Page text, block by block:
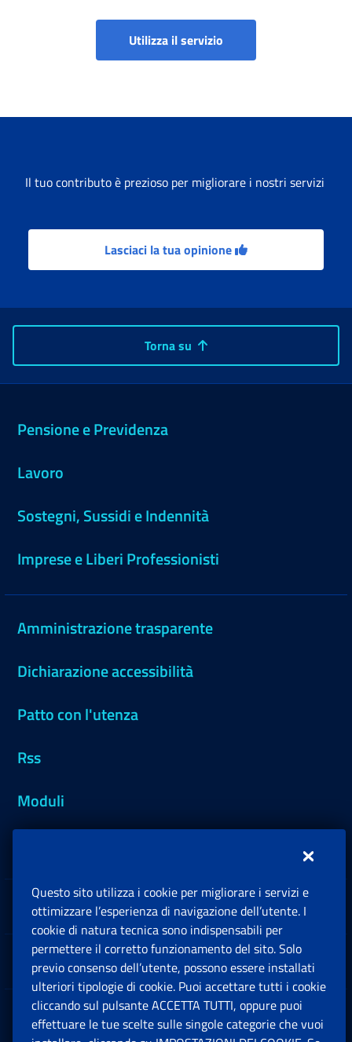
Utilizza il servizio
Il tuo contributo è prezioso per migliorare i nostri servizi
Lasciaci la tua opinione
Torna su
Pensione e Previdenza
Lavoro
Sostegni, Sussidi e Indennità
Imprese e Liberi Professionisti
Amministrazione trasparente
Dichiarazione accessibilità
Patto con l'utenza
Rss
Moduli
Sedi e Contatti
Software
Note Legali
Questo sito utilizza i cookie per migliorare i servizi e
ottimizzare l’esperienza di navigazione dell’utente. I
cookie di natura tecnica sono indispensabili per
permettere il corretto funzionamento del sito. Solo
previo consenso dell’utente, possono essere installati
ulteriori tipologie di cookie. Puoi accettare tutti i cookie
cliccando sul pulsante ACCETTA TUTTI, oppure puoi
effettuare le tue scelte sulle singole categorie che vuoi